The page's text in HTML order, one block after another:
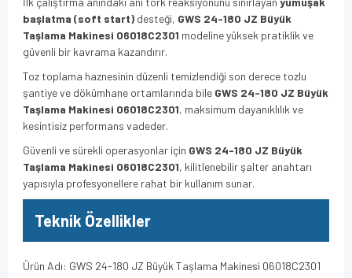
başlatma (soft start) desteği, GWS 24-180 JZ Büyük
Taşlama Makinesi 06018C2301 modeline yüksek pratiklik ve
güvenli bir kavrama kazandırır.
Toz toplama haznesinin düzenli temizlendiği son derece tozlu
şantiye ve dökümhane ortamlarında bile GWS 24-180 JZ Büyük
Taşlama Makinesi 06018C2301, maksimum dayanıklılık ve
kesintisiz performans vadeder.
Güvenli ve sürekli operasyonlar için GWS 24-180 JZ Büyük
Taşlama Makinesi 06018C2301, kilitlenebilir şalter anahtarı
yapısıyla profesyonellere rahat bir kullanım sunar.
Teknik Özellikler
Ürün Adı: GWS 24-180 JZ Büyük Taşlama Makinesi 06018C2301